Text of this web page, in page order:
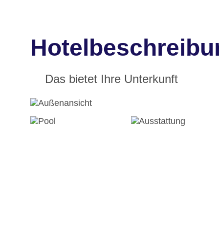
Das bietet Ihre Unterkunft